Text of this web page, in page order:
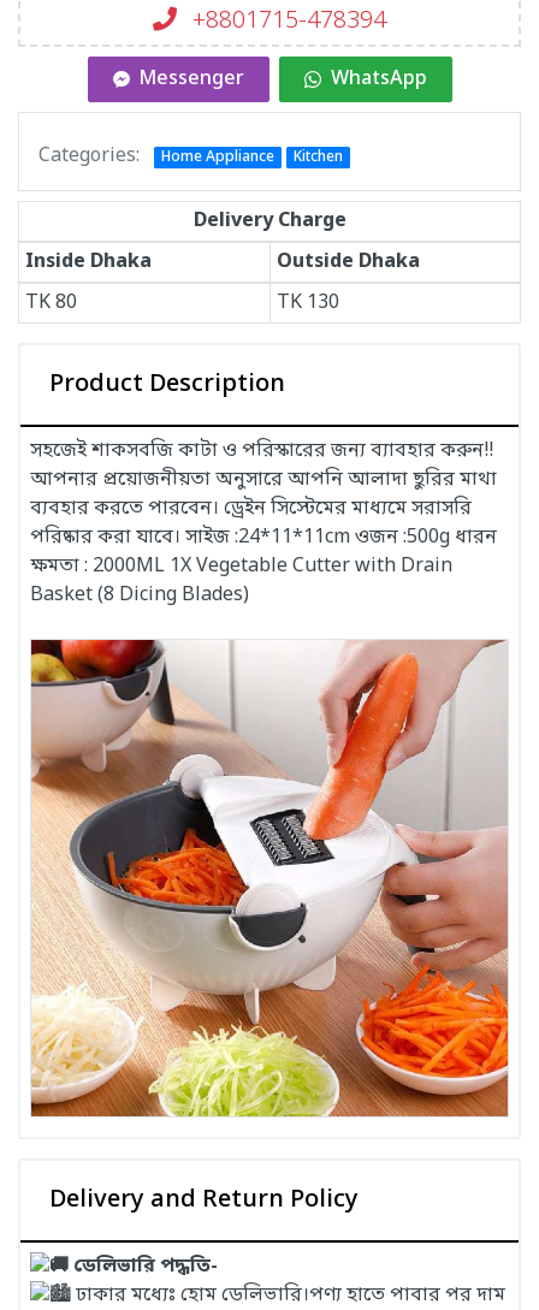
+8801715-478394
Messenger WhatsApp
Categories: Home Appliance Kitchen
Delivery Charge
Inside Dhaka
Outside Dhaka
TK80 TK 130
Product Description
সহজেই শাকসবজি কাটা ও পরিস্কারের জন্য ব্যাবহার করুন!!
আপনার প্রয়োজনীয়তা অনুসারে আপনি আলাদা ছুরির মাথা
ব্যবহার করতে পারবেন। ড্রেইন সিস্টেমের মাধ্যমে সরাসরি
পরিষ্কার করা যাবে। সাইজ :24*11*11cm ওজন :500g ধারন
ক্ষমতা : 2000ML 1X Vegetable Cutter with Drain
Basket (8 Dicing Blades)
Delivery and Return Policy
ডেলিভারি পদ্ধতি-
ঢাকার মধ্যেঃ হোম ডেলিভারি।পণ্য হাতে পাবার পর দাম